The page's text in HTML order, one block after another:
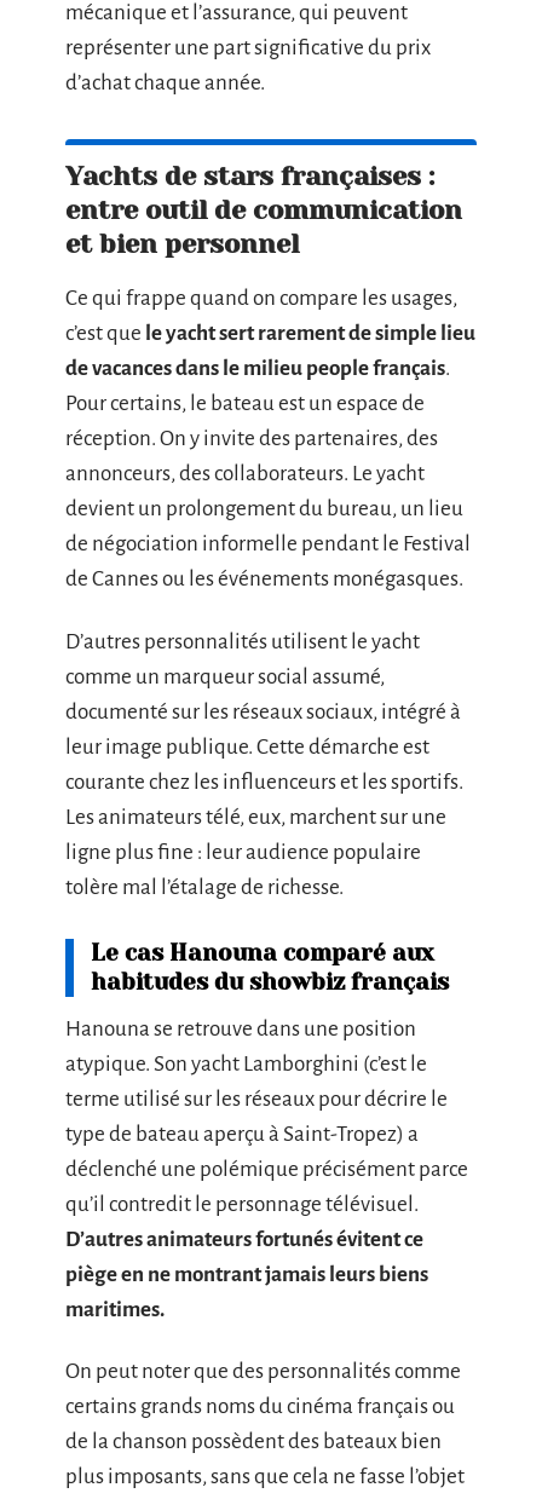
mécanique et l’assurance, qui peuvent
représenter une part significative du prix
d’achat chaque année.
Yachts de stars françaises :
entre outil de communication
et bien personnel
Ce qui frappe quand on compare les usages,
c’est que le yacht sert rarement de simple lieu
de vacances dans le milieu people français.
Pour certains, le bateau est un espace de
réception. On y invite des partenaires, des
annonceurs, des collaborateurs. Le yacht
devient un prolongement du bureau, un lieu
de négociation informelle pendant le Festival
de Cannes ou les événements monégasques.
D’autres personnalités utilisent le yacht
comme un marqueur social assumé,
documenté sur les réseaux sociaux, intégré à
leur image publique. Cette démarche est
courante chez les influenceurs et les sportifs.
Les animateurs télé, eux, marchent sur une
ligne plus fine : leur audience populaire
tolère mal l’étalage de richesse.
Le cas Hanouna comparé aux
habitudes du showbiz français
Hanouna se retrouve dans une position
atypique. Son yacht Lamborghini (c’est le
terme utilisé sur les réseaux pour décrire le
type de bateau aperçu à Saint-Tropez) a
déclenché une polémique précisément parce
qu’il contredit le personnage télévisuel.
D’autres animateurs fortunés évitent ce
piège en ne montrant jamais leurs biens
maritimes.
On peut noter que des personnalités comme
certains grands noms du cinéma français ou
de la chanson possèdent des bateaux bien
plus imposants, sans que cela ne fasse l’objet